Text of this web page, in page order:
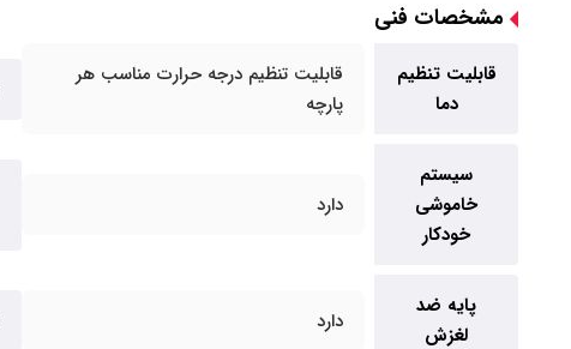
مشخصات فنی
قابلیت تنظیم
دما
قابلیت تنظیم درجه حرارت مناسب هر
پارچه
سیستم
خاموشی
خودکار
دارد
پایه ضد
لغزش
دارد